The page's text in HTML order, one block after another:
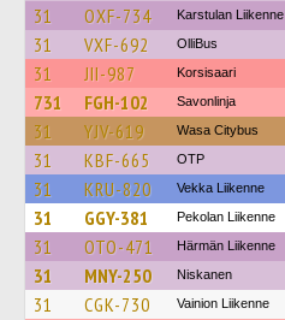
31 OXF-734 Karstulan Liikenne
31 VXF-692 OlliBus
31 JII-987 Korsisaari
731 FGH-102 Savonlinja
31 YJV-619 Wasa Citybus
31 KBF-665 OTP
31 KRU-820 Vekka Liikenne
31 GGY-381 Pekolan Liikenne
31 OTO-471 Härmän Liikenne
31 MNY-250 Niskanen
31 CGK-730 Vainion Liikenne